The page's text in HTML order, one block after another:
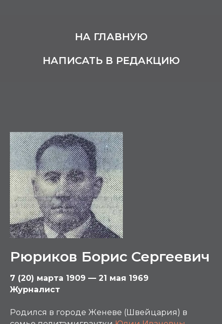
НА ГЛАВНУЮ
НАПИСАТЬ В РЕДАКЦИЮ
Рюриков Борис Сергеевич
7 (20) марта 1909 — 21 мая 1969
Журналист
Родился в городе Женеве (Швейцария) в